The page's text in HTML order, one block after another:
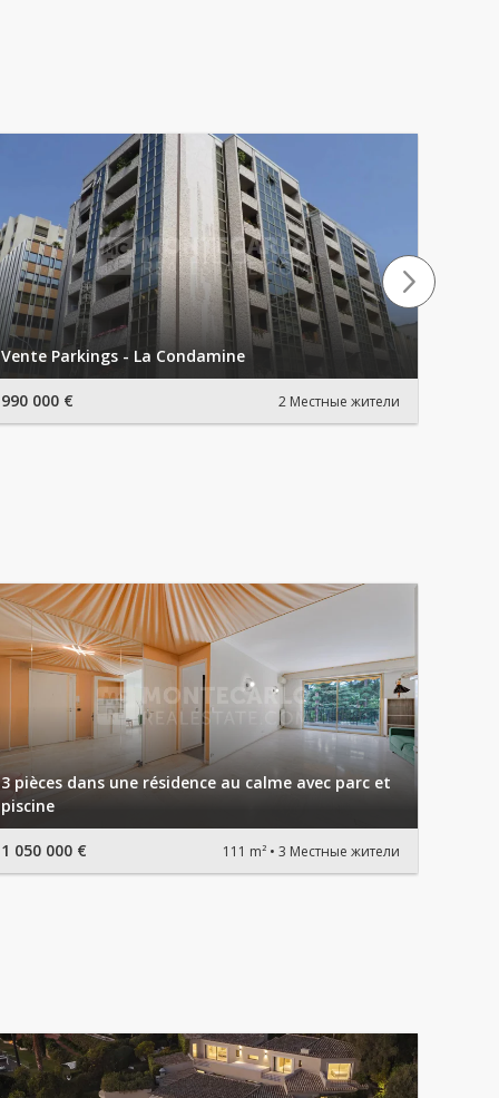
Vente Parkings - La Condamine
990 000 € 2 Местные жители
3 pièces dans une résidence au calme avec parc et
piscine
1 050 000 € 111 m² 3 Местные жители